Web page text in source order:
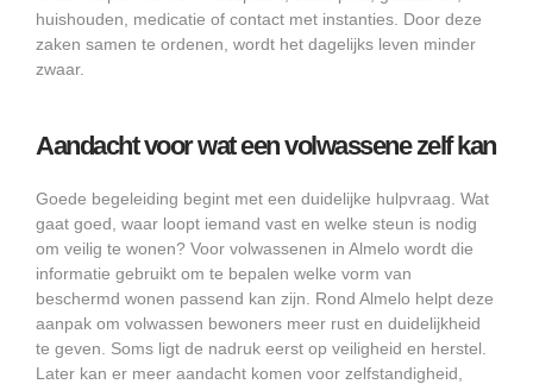
huishouden, medicatie of contact met instanties. Door deze
zaken samen te ordenen, wordt het dagelijks leven minder
zwaar.
Aandacht voor wat een volwassene zelf kan
Goede begeleiding begint met een duidelijke hulpvraag. Wat
gaat goed, waar loopt iemand vast en welke steun is nodig
om veilig te wonen? Voor volwassenen in Almelo wordt die
informatie gebruikt om te bepalen welke vorm van
beschermd wonen passend kan zijn. Rond Almelo helpt deze
aanpak om volwassen bewoners meer rust en duidelijkheid
te geven. Soms ligt de nadruk eerst op veiligheid en herstel.
Later kan er meer aandacht komen voor zelfstandigheid,